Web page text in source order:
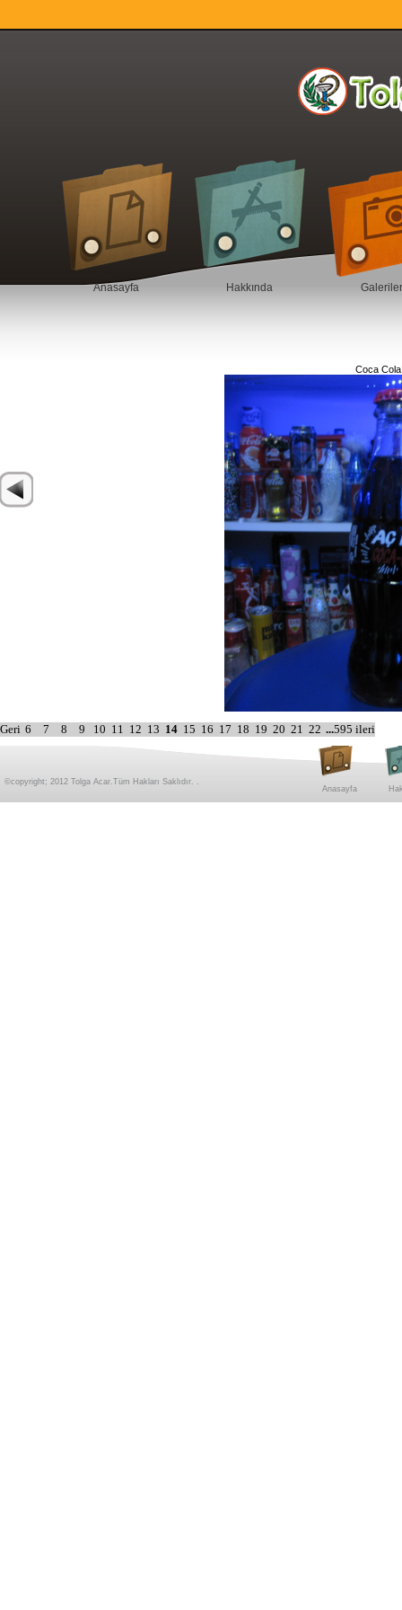
Anasayfa Hakkında
Coca
Geri 6 7 8 9 10 11 12 13 14 15 16 17 18 19 20 21 22 ...595 ileri
Anasayfa
©copyright; 2012 Tolga Acar.Tüm Hakları Saklıdır. .